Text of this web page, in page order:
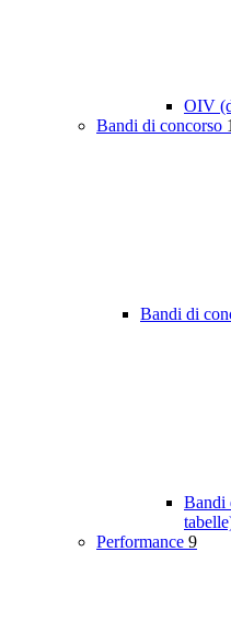
OIV
Bandi di concorso 1
Bandi di
Bandi
Performance 9